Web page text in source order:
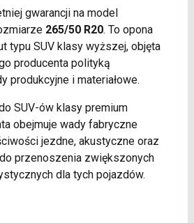
gwarancji na model
265/50 R20. To opona
typu SUV klasy wyższej, objęta
producenta polityką
produkcyjne i materiałowe.
SUV-ów klasy premium
obejmuje wady fabryczne
jezdne, akustyczne oraz
przenoszenia zwiększonych
dla tych pojazdów.